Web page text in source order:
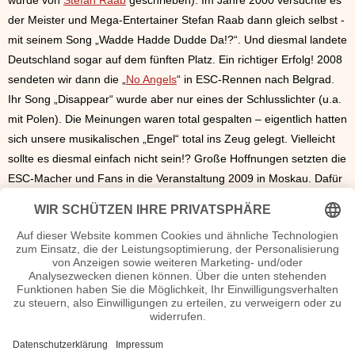
der Meister und Mega-Entertainer Stefan Raab dann gleich selbst -
mit seinem Song „Wadde Hadde Dudde Da!?“. Und diesmal landete
Deutschland sogar auf dem fünften Platz. Ein richtiger Erfolg! 2008
sendeten wir dann die „ No Angels“ in ESC-Rennen nach Belgrad.
Ihr Song „Disappear“ wurde aber nur eines der Schlusslichter (u.a.
mit Polen). Die Meinungen waren total gespalten – eigentlich hatten
sich unsere musikalischen „Engel“ total ins Zeug gelegt. Vielleicht
sollte es diesmal einfach nicht sein!? Große Hoffnungen setzten die
ESC-Macher und Fans in die Veranstaltung 2009 in Moskau. Dafür
deutschen Titelbeitrag „Miss Kiss Kiss Bang“ geschrieben und
produziert hatte, sogar extra die Sexbombe Dita von Teese auf die
ESC-Bühne – neben Sänger Oscar Loya. Aufgepeppt hatte diese
Idee schon – trotzdem gab es wenig Punkte für den Titelbeitrag
und Deutschland landete ein weiteres Mal auf den hinteren Plätzen.
Schade eigentlich! Das alles sollte beim Eurovision Song Contest